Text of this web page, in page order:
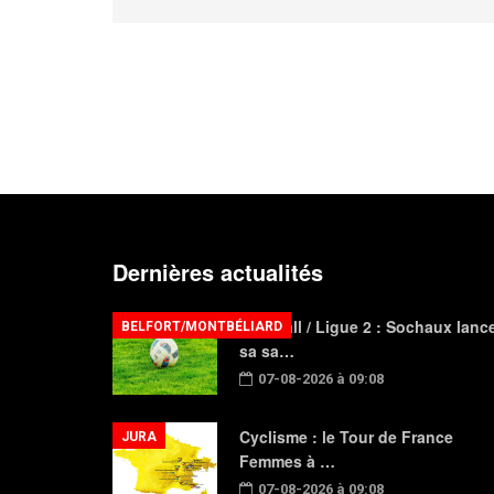
Dernières actualités
Football / Ligue 2 : Sochaux
sa sa…
07-08-2026 à 09:08
BELFORT/MONTBÉLIARD
Cyclisme : le Tour de France
Femmes à …
07-08-2026 à 09:08
JURA